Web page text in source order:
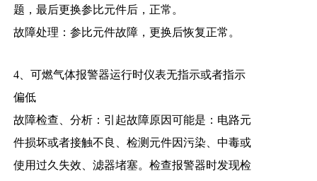
题，最后更换参比元件后，正常。
故障处理：参比元件故障，更换后恢复正常。
4、可燃气体报警器运行时仪表无指示或者指示
偏低
故障检查、分析：引起故障原因可能是：电路元
件损坏或者接触不良、检测元件因污染、中毒或
使用过久失效、滤器堵塞。检查报警器时发现检